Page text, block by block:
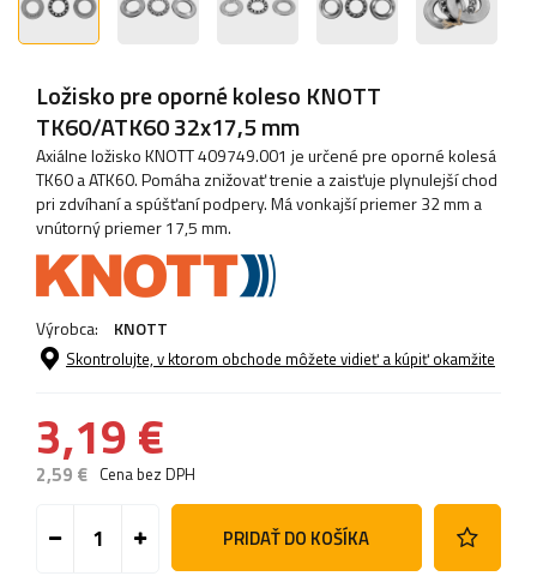
Ložisko pre oporné koleso KNOTT
TK60/ATK60 32x17,5 mm
Axiálne ložisko KNOTT 409749.001 je určené pre oporné kolesá
TK60 a ATK60. Pomáha znižovať trenie a zaisťuje plynulejší chod
pri zdvíhaní a spúšťaní podpery. Má vonkajší priemer 32 mm a
vnútorný priemer 17,5 mm.
Výrobca: KNOTT
Skontrolujte, v ktorom obchode môžete vidieť a kúpiť okamžite
3,19 €
2,59 € Cena bez DPH
PRIDAŤ DO KOŠÍKA